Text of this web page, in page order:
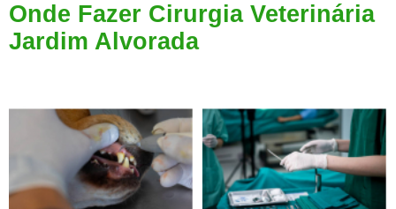
Onde Fazer Cirurgia Veterinária
Jardim Alvorada